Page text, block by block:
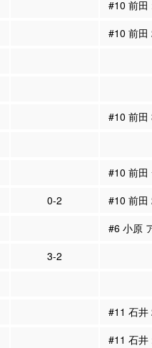
#10 前田
#10 前田
#10 前田
#10 前田
0-2
#10 前田
#6 小原
3-2
#11 石井
#11 石井